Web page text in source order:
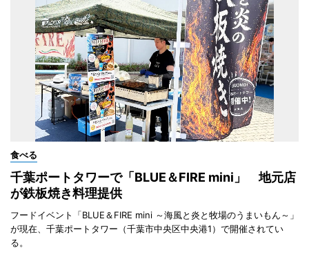
食べる
千葉ポートタワーで「BLUE＆FIRE mini」 地元店
が鉄板焼き料理提供
フードイベント「BLUE＆FIRE mini ～海風と炎と牧場のうまいもん～」
が現在、千葉ポートタワー（千葉市中央区中央港1）で開催されてい
る。